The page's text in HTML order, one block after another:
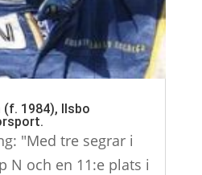
(f. 1984), Ilsbo
"Med tre segrar i
N och en 11:e plats i